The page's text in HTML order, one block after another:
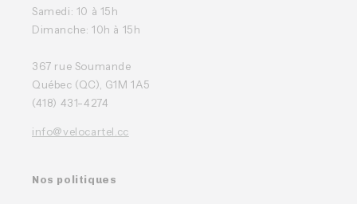
Samedi: 10 à 15h
Dimanche: 10h à 15h
367 rue Soumande
Québec (QC), G1M 1A5
(418) 431-4274
info@velocartel.cc
Nos politiques